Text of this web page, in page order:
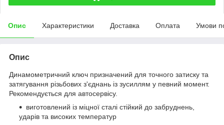
Опис Характеристики Доставка Оплата Умови
Опис
Динамометричний ключ призначений для точного затиску та
затягування різьбових з'єднань із зусиллям у певний момент.
Рекомендується для автосервісу.
виготовлений із міцної сталі стійкий до забруднень,
ударів та високих температур